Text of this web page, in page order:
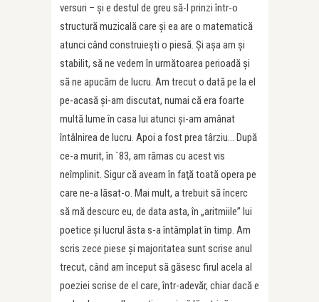
versuri – şi e destul de greu să-l prinzi într-o
structură muzicală care şi ea are o matematică
atunci când construieşti o piesă. Și așa am și
stabilit, să ne vedem în următoarea perioadă și
să ne apucăm de lucru. Am trecut o dată pe la el
pe-acasă şi-am discutat, numai că era foarte
multă lume în casa lui atunci şi-am amânat
întâlnirea de lucru. Apoi a fost prea târziu… După
ce-a murit, în `83, am rămas cu acest vis
neîmplinit. Sigur că aveam în faţă toată opera pe
care ne-a lăsat-o. Mai mult, a trebuit să încerc
să mă descurc eu, de data asta, în „aritmiile” lui
poetice şi lucrul ăsta s-a întâmplat în timp. Am
scris zece piese și majoritatea sunt scrise anul
trecut, când am început să găsesc firul acela al
poeziei scrise de el care, într-adevăr, chiar dacă e